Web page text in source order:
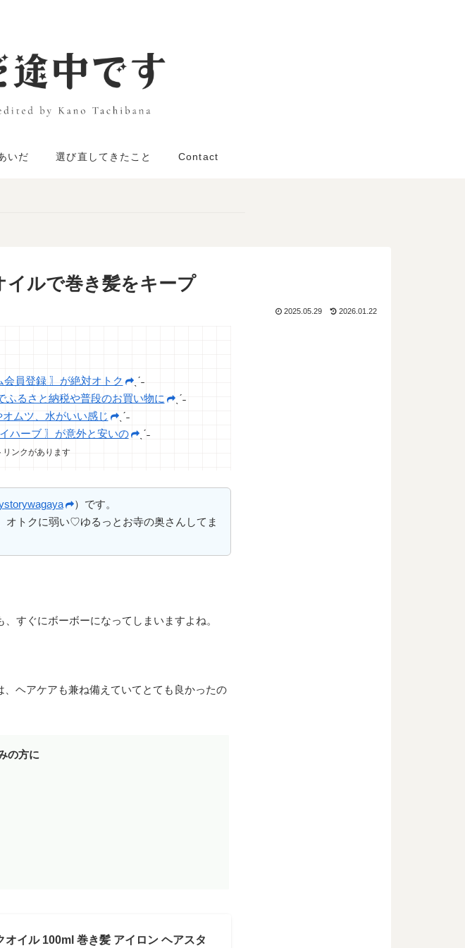
いだ 選び直してきたこと Contact
ルで巻き髪をキープ
2025.05.29 2026.01.22
員登録 〗が絶対オトク
ˎˊ˗
るさと納税や普段のお買い物に
ˎˊ˗
ムツ、水がいい感じ
ˎˊ˗
ハーブ 〗が意外と安いの ˎˊ˗
ンクがあります
）です。
オトクに弱い♡ゆるっとお寺の奥さんしてま
すぐにボーボーになってしまいますよね。
、ヘアケアも兼ね備えていてとても良かったの
の方に
オイル 100ml 巻き髪 アイロン ヘアスタ